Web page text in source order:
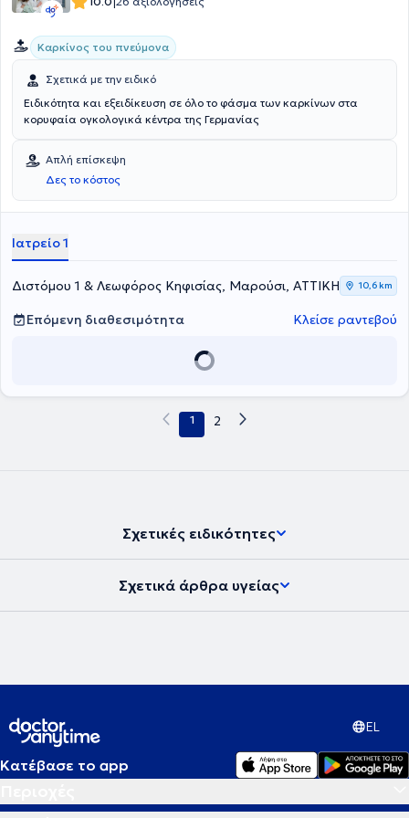
Καρκίνος του πνεύμονα
Σχετικά με την ειδικό
Ειδικότητα και εξειδίκευση σε όλο το φάσμα των καρκίνων στα
κορυφαία ογκολογικά κέντρα της Γερμανίας
Απλή επίσκεψη
Δες το κόστος
Ιατρείο 1
Διστόμου 1 & Λεωφόρος Κηφισίας, Μαρούσι, ΑΤΤΙΚΗ 10,6 km
Επόμενη διαθεσιμότητα Κλείσε ραντεβού
1 2
Σχετικές ειδικότητες
Σχετικά άρθρα υγείας
EL
Κατέβασε το app